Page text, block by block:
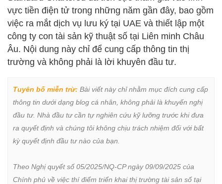
vực tiền điện tử trong những năm gần đây, bao gồm
việc ra mắt dịch vụ lưu ký tại UAE và thiết lập một
công ty con tài sản kỹ thuật số tại Liên minh Châu
Âu. Nội dung này chỉ để cung cấp thông tin thị
trường và không phải là lời khuyên đầu tư.
Tuyên bố miễn trừ: Bài viết này chỉ nhằm mục đích cung cấp
thông tin dưới dạng blog cá nhân, không phải là khuyến nghị
đầu tư. Nhà đầu tư cần tự nghiên cứu kỹ lưỡng trước khi đưa
ra quyết định và chúng tôi không chịu trách nhiệm đối với bất
kỳ quyết định đầu tư nào của bạn.
Theo Nghị quyết số 05/2025/NQ-CP ngày 09/09/2025 của
Chính phủ về việc thí điểm triển khai thị trường tài sản số tại